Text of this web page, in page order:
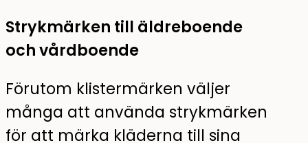
Strykmärken till äldreboende
och vårdboende
Förutom klistermärken väljer
många att använda strykmärken
för att märka kläderna till sina